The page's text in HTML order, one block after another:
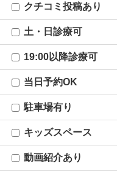
クチコミ投稿あり
土・日診療可
19:00以降診療可
当日予約OK
駐車場有り
キッズスペース
動画紹介あり